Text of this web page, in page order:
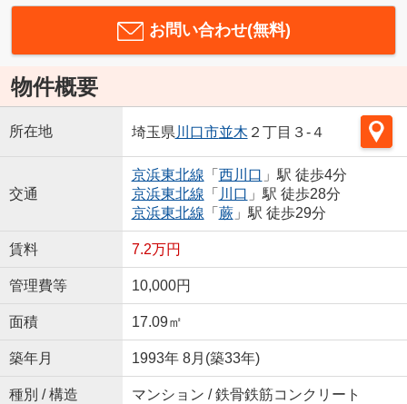
お問い合わせ(無料)
物件概要
所在地 埼玉県 川口市並木 ２丁目３-４
交通
京浜東北線 「 西川口 」駅 徒歩4分
京浜東北線 「 川口 」駅 徒歩28分
京浜東北線 「 蕨 」駅 徒歩29分
賃料 7.2万円
管理費等 10,000円
面積 17.09㎡
築年月 1993年 8月(築33年)
種別 / 構造 マンション / 鉄骨鉄筋コンクリート